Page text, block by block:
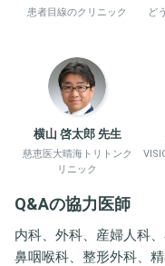
患者目線のクリニック
ど
横山 啓太郎 先生
慈恵医大晴海トリトンク
リニック
Q&Aの協力医師
内科、外科、産婦人科
鼻咽喉科、整形外科、